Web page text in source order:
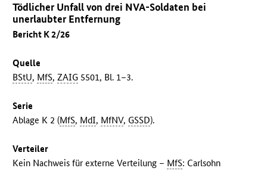
Tödlicher Unfall von drei NVA-Soldaten bei
unerlaubter Entfernung
Bericht K 2/26
Quelle
BStU, MfS,ZAIG 5501, Bl. 1–3.
Serie
Ablage K 2 (MfS, MdI, MfNV, GSSD).
Verteiler
Kein Nachweis für externe Verteilung – MfS: Carlsohn